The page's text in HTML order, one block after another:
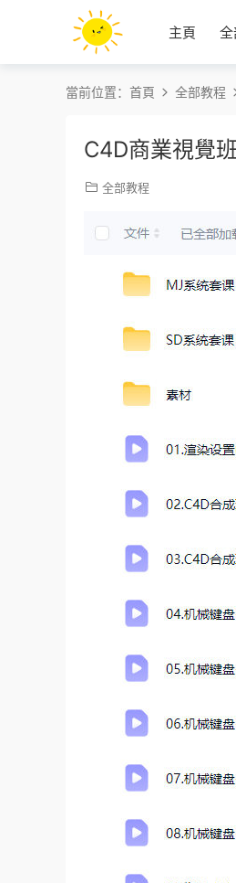
主頁 全
當前位置： 首頁 全部教程
C4D商業視覺
全部教程